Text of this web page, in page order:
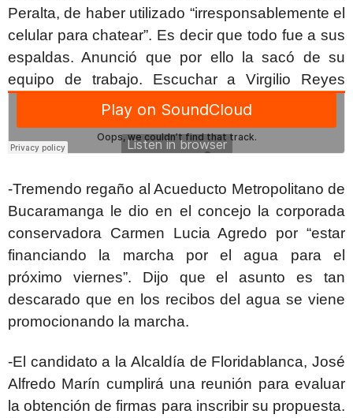
Peralta, de haber utilizado “irresponsablemente el
celular para chatear”. Es decir que todo fue a sus
espaldas. Anunció que por ello la sacó de su
equipo de trabajo. Escuchar a Virgilio Reyes
-Tremendo regaño al Acueducto Metropolitano de
Bucaramanga le dio en el concejo la corporada
conservadora Carmen Lucia Agredo por “estar
financiando la marcha por el agua para el
próximo viernes”. Dijo que el asunto es tan
descarado que en los recibos del agua se viene
promocionando la marcha.
-El candidato a la Alcaldía de Floridablanca, José
Alfredo Marín cumplirá una reunión para evaluar
la obtención de firmas para inscribir su propuesta.